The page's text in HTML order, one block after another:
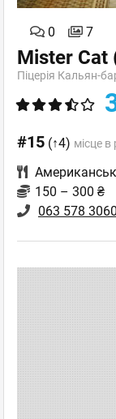
0 7
Mister Cat
Піцерія Кальян-
#15 (↑4) місце в
150 – 300 ₴
063 578 3060